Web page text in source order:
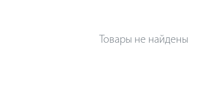
Товары не найдены